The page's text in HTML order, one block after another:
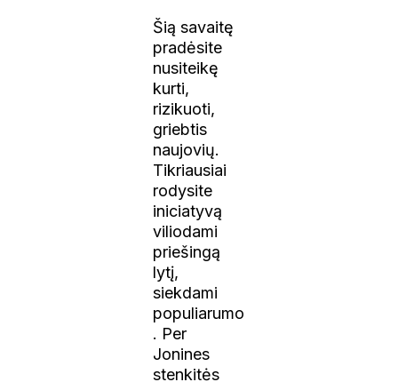
Šią savaitę
pradėsite
nusiteikę
kurti,
rizikuoti,
griebtis
naujovių.
Tikriausiai
rodysite
iniciatyvą
viliodami
priešingą
lytį,
siekdami
populiarumo
. Per
Jonines
stenkitės